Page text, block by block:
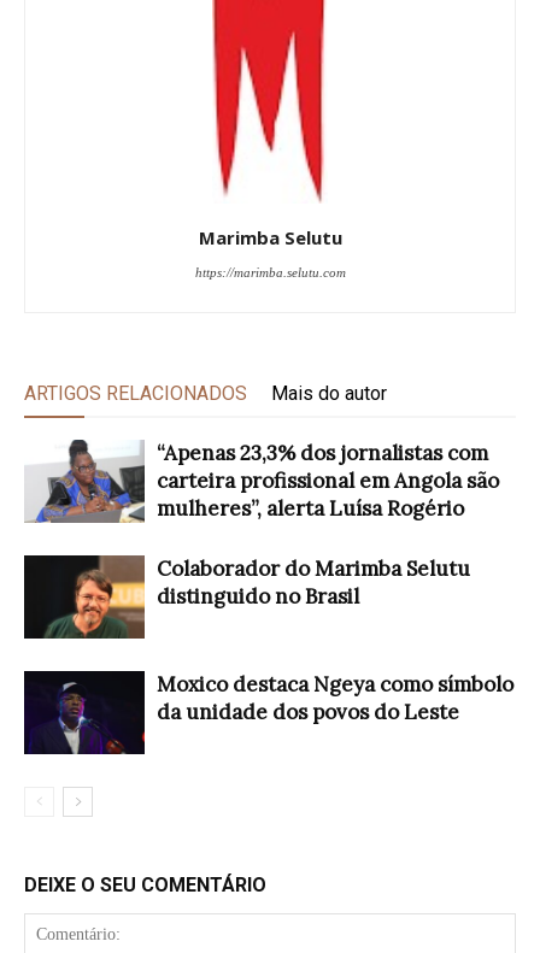
Marimba Selutu
https://marimba.selutu.com
ARTIGOS RELACIONADOS Mais do autor
“Apenas 23,3% dos jornalistas com
carteira profissional em Angola são
mulheres”, alerta Luísa Rogério
Colaborador do Marimba Selutu
distinguido no Brasil
Moxico destaca Ngeya como símbolo
da unidade dos povos do Leste
DEIXE O SEU COMENTÁRIO